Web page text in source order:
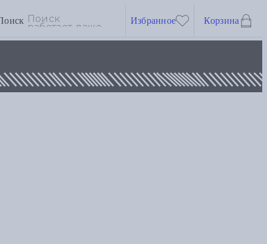
Избранное Корзина